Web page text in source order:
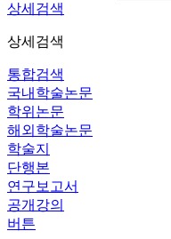
상세검색
상세검색
통합검색
국내학술논문
학위논문
해외학술논문
학술지
단행본
연구보고서
공개강의
버튼